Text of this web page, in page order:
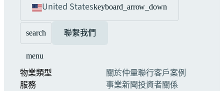
United Stateskeyboard_arrow_down
search 聯繫我們
menu
物業類型
服務
關於仲量聯行客戶案例
事業新聞投資者關係